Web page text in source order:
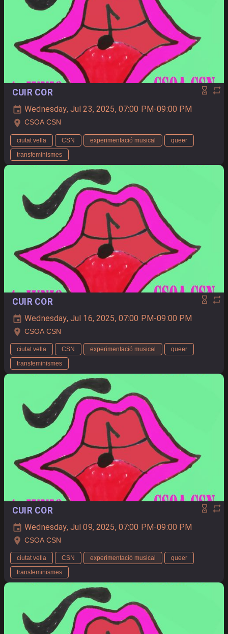
CUIR COR
Wednesday, Jul 23, 2025, 07:00 PM-09:00 PM
CSOA CSN
ciutat vella CSN experimentació musical
queer
transfeminismes
CUIR COR
Wednesday, Jul 16, 2025, 07:00 PM-09:00 PM
CSOA CSN
ciutat vella CSN experimentació musical
queer
transfeminismes
CUIR COR
Wednesday, Jul 09, 2025, 07:00 PM-09:00 PM
CSOA CSN
ciutat vella CSN experimentació musical
queer
transfeminismes